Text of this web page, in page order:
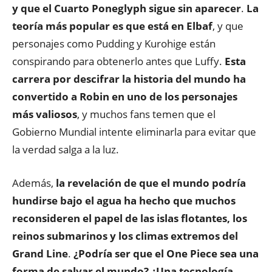
y que el Cuarto Poneglyph sigue sin aparecer. La
teoría más popular es que está en Elbaf, y que
personajes como Pudding y Kurohige están
conspirando para obtenerlo antes que Luffy. Esta
carrera por descifrar la historia del mundo ha
convertido a Robin en uno de los personajes
más valiosos, y muchos fans temen que el
Gobierno Mundial intente eliminarla para evitar que
la verdad salga a la luz.
Además, la revelación de que el mundo podría
hundirse bajo el agua ha hecho que muchos
reconsideren el papel de las islas flotantes, los
reinos submarinos y los climas extremos del
Grand Line. ¿Podría ser que el One Piece sea una